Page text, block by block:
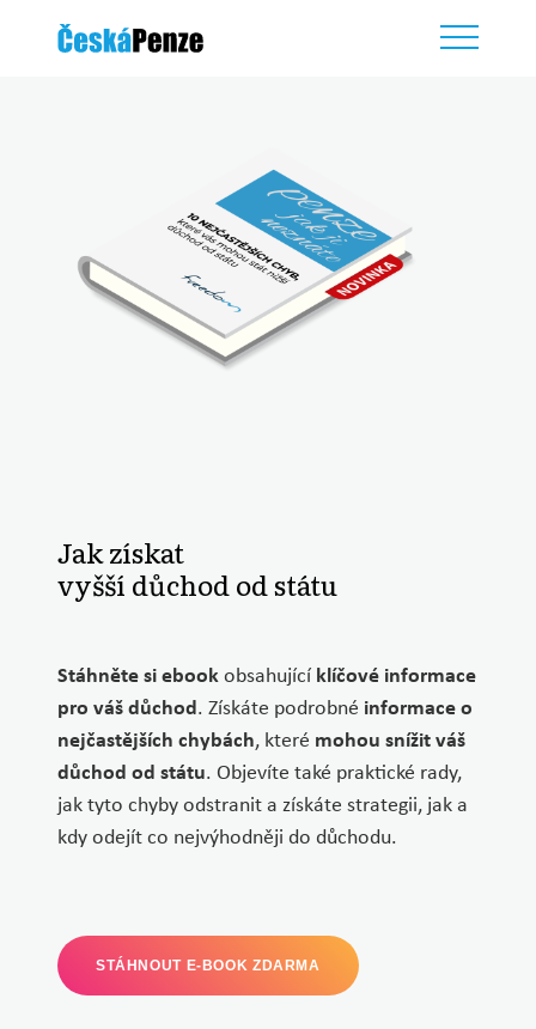
Jak získat
vyšší důchod od státu
Stáhněte si ebookobsahující klíčové informace
pro váš důchod. Získáte podrobné informace o
nejčastějších chybách, které mohou snížit váš
důchod od státu. Objevíte také praktické rady,
jak tyto chyby odstranit a získáte strategii, jak a
kdy odejít co nejvýhodněji do důchodu.
STÁHNOUT E-BOOK ZDARMA